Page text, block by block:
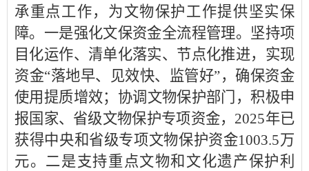
承重点工作，为文物保护工作提供坚实保
障。一是强化文保资金全流程管理。坚持项
目化运作、清单化落实、节点化推进，实现
资金“落地早、见效快、监管好”，确保资金
使用提质增效；协调文物保护部门，积极申
报国家、省级文物保护专项资金，2025年已
获得中央和省级专项文物保护资金1003.5万
元。二是支持重点文物和文化遗产保护利